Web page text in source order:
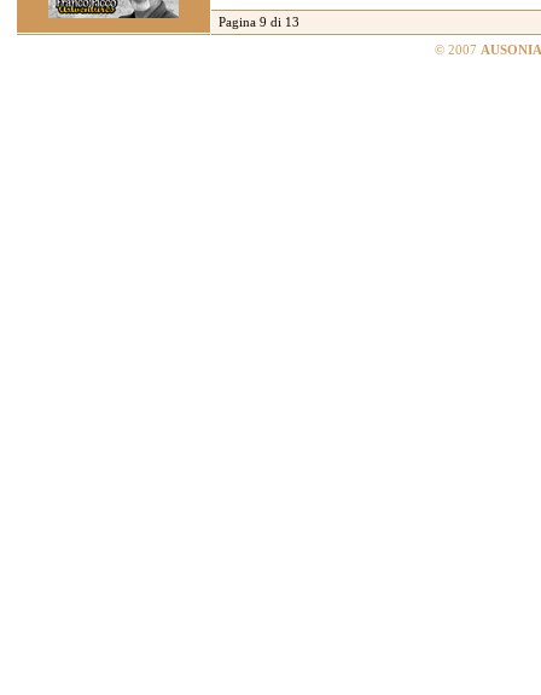
Pagina 9 di 13
© 2007